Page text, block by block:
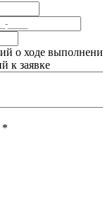
о ходе
к заявке
*